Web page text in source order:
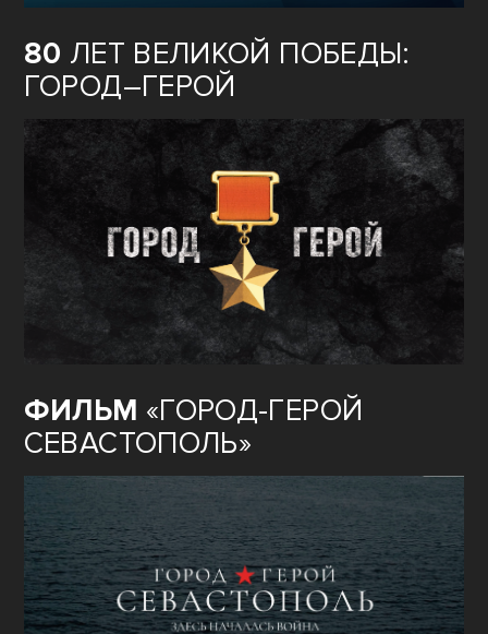
80 ЛЕТ ВЕЛИКОЙ ПОБЕДЫ:
ГОРОД–ГЕРОЙ
ФИЛЬМ «ГОРОД-ГЕРОЙ
СЕВАСТОПОЛЬ»